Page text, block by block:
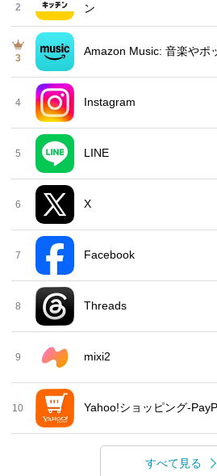
2
ン
3
Amazon Music: 音楽やポ
4 Instagram
5 LINE
6 X
7 Facebook
8 Threads
9 mixi2
10 Yahoo!ショッピング-
すべて見る